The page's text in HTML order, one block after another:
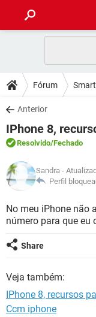
CELULAR
OUTLOOK
INSTAGRAM
GUIA DE COMPRAS
DICAS
JOGOS
OUTLOOK
INSTAGRAM
GUIA DE COMPRAS
DOWNLOADS
JOGOS
CELULAR
OUTLOOK
INSTAGRAM
GUIA DE COMPRAS
FÓRUM
JOGOS
CELULAR
INSTAGRAM
GUIA DE COMPRAS
GLOSSÁRIO
JOGOS
CELULAR
INSTAGRAM
GUIA DE COMPRAS
Fórum
Anterior
IPhone 8,
Resolvido/Fechado
Sandra -
Perfil
No meu iPhone não
número para que eu
Share
Veja também:
IPhone 8, recursos
Ccm iphone